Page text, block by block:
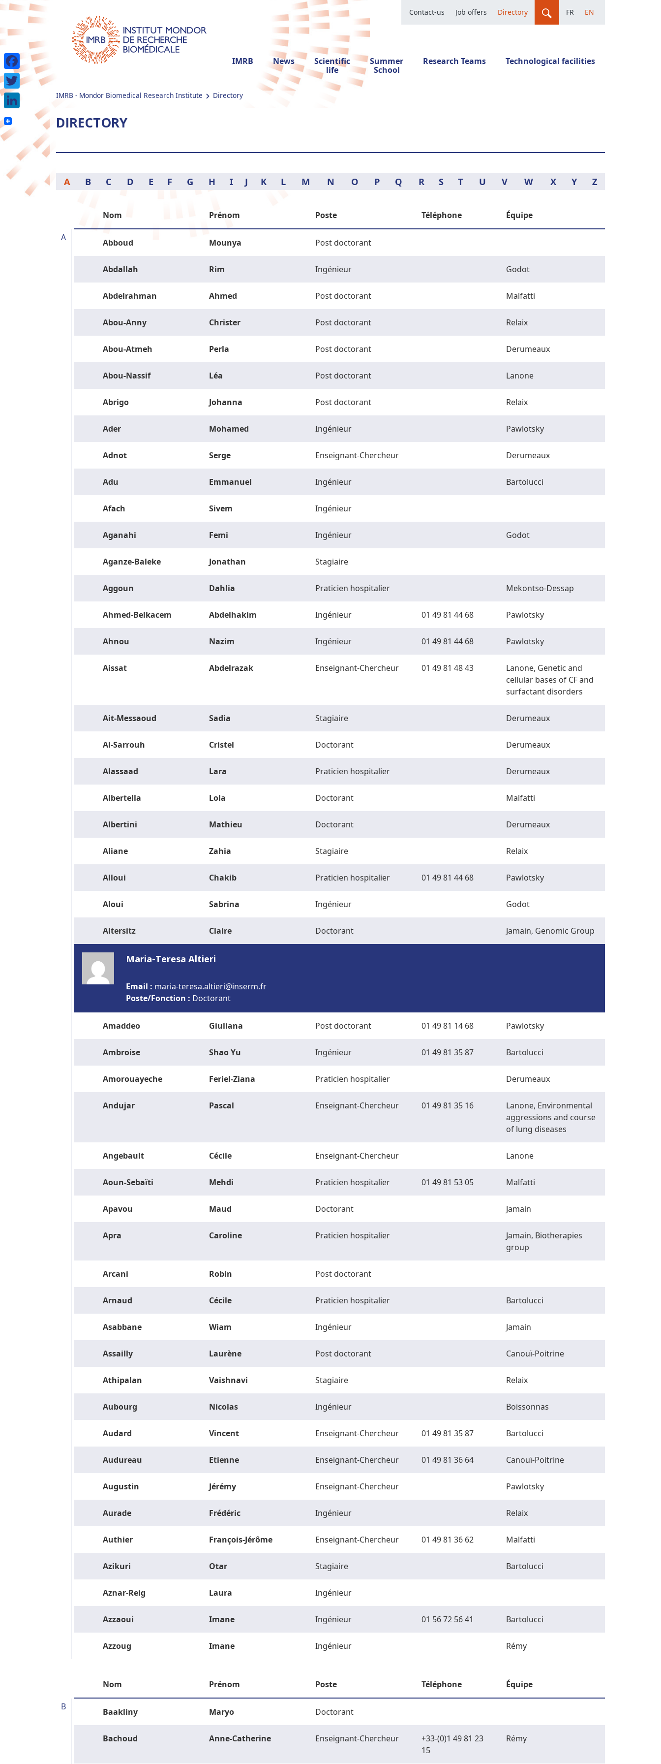
Contact-us Job offers Directory FR EN
IMRB News
Scientific
life
Summer
School
Research Teams Technological facilities
IMRB - Mondor Biomedical Research Institute Directory
DIRECTORY
A B C D E F G H I J K L M N O P Q R S T U V W X Y Z
Nom Prénom Poste Téléphone Équipe
A Abboud Mounya Post doctorant
Abdallah Rim Ingénieur Godot
Abdelrahman Ahmed Post doctorant Malfatti
Abou-Anny Christer Post doctorant Relaix
Abou-Atmeh Perla Post doctorant Derumeaux
Abou-Nassif Léa Post doctorant Lanone
Abrigo Johanna Post doctorant Relaix
Ader Mohamed Ingénieur Pawlotsky
Adnot Serge Enseignant-Chercheur Derumeaux
Adu Emmanuel Ingénieur Bartolucci
Afach Sivem Ingénieur
Aganahi Femi Ingénieur Godot
Aganze-Baleke Jonathan Stagiaire
Aggoun Dahlia Praticien hospitalier Mekontso-Dessap
Ahmed-Belkacem Abdelhakim Ingénieur 01 49 81 44 68 Pawlotsky
Ahnou Nazim Ingénieur 01 49 81 44 68 Pawlotsky
Aissat Abdelrazak Enseignant-Chercheur 01 49 81 48 43
Lanone, Genetic and
cellular bases of CF and
surfactant disorders
Ait-Messaoud Sadia Stagiaire Derumeaux
Al-Sarrouh Cristel Doctorant Derumeaux
Alassaad Lara Praticien hospitalier Derumeaux
Albertella Lola Doctorant Malfatti
Albertini Mathieu Doctorant Derumeaux
Aliane Zahia Stagiaire Relaix
Alloui Chakib Praticien hospitalier 01 49 81 44 68 Pawlotsky
Aloui Sabrina Ingénieur Godot
Altersitz Claire Doctorant Jamain, Genomic Group
Maria-Teresa Altieri
Email : rf.mresni@ireitla.aseret-airam
Poste/Fonction : Doctorant
Amaddeo Giuliana Post doctorant 01 49 81 14 68 Pawlotsky
Ambroise Shao Yu Ingénieur 01 49 81 35 87 Bartolucci
Amorouayeche Feriel-Ziana Praticien hospitalier Derumeaux
Andujar Pascal Enseignant-Chercheur 01 49 81 35 16
Lanone, Environmental
aggressions and course
of lung diseases
Angebault Cécile Enseignant-Chercheur Lanone
Aoun-Sebaïti Mehdi Praticien hospitalier 01 49 81 53 05 Malfatti
Apavou Maud Doctorant Jamain
Apra Caroline Praticien hospitalier
Jamain, Biotherapies
group
Arcani Robin Post doctorant
Arnaud Cécile Praticien hospitalier Bartolucci
Asabbane Wiam Ingénieur Jamain
Assailly Laurène Post doctorant Canouï-Poitrine
Athipalan Vaishnavi Stagiaire Relaix
Aubourg Nicolas Ingénieur Boissonnas
Audard Vincent Enseignant-Chercheur 01 49 81 35 87 Bartolucci
Audureau Etienne Enseignant-Chercheur 01 49 81 36 64 Canouï-Poitrine
Augustin Jérémy Enseignant-Chercheur Pawlotsky
Aurade Frédéric Ingénieur Relaix
Authier François-Jérôme Enseignant-Chercheur 01 49 81 36 62 Malfatti
Azikuri Otar Stagiaire Bartolucci
Aznar-Reig Laura Ingénieur
Azzaoui Imane Ingénieur 01 56 72 56 41 Bartolucci
Azzoug Imane Ingénieur Rémy
Nom Prénom Poste Téléphone Équipe
B Baakliny Maryo Doctorant
Bachoud Anne-Catherine Enseignant-Chercheur
+33-(0)1 49 81 23
15
Rémy
Facebook
Twitter
LinkedIn